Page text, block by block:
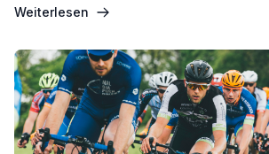
Weiterlesen